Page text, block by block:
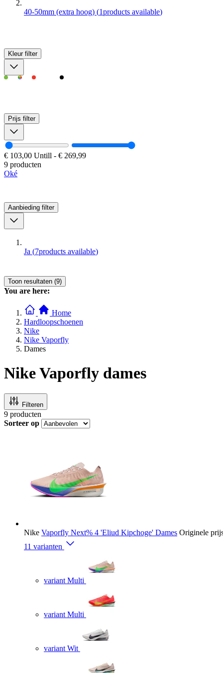
40-50mm (extra hoog) (1products available)
Kleur filter
Prijs filter
€ 103,00 Untill - € 269,99
9 producten
Oké
Aanbieding filter
Ja (7products available)
Toon resultaten (9)
You are here:
Home
Hardloopschoenen
Nike
Nike Vaporfly
Dames
Nike Vaporfly dames
Filteren
9 producten
Sorteer op
Nike Vaporfly Next% 4 'Eliud Kipchoge' Dames Originele
11 varianten
variant Multi
variant Multi
variant Wit